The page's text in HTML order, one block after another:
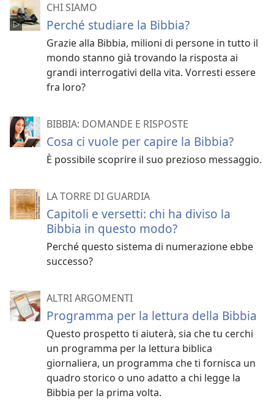
CHI SIAMO
Perché studiare la Bibbia?
Grazie alla Bibbia, milioni di persone in tutto il
mondo stanno già trovando la risposta ai
grandi interrogativi della vita. Vorresti essere
fra loro?
BIBBIA: DOMANDE E RISPOSTE
Cosa ci vuole per capire la Bibbia?
È possibile scoprire il suo prezioso messaggio.
LA TORRE DI GUARDIA
Capitoli e versetti: chi ha diviso la
Bibbia in questo modo?
Perché questo sistema di numerazione ebbe
successo?
ALTRI ARGOMENTI
Programma per la lettura della Bibbia
Questo prospetto ti aiuterà, sia che tu cerchi
un programma per la lettura biblica
giornaliera, un programma che ti fornisca un
quadro storico o uno adatto a chi legge la
Bibbia per la prima volta.